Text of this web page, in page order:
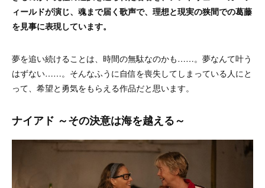
ィールドが演じ、魂まで届く歌声で、理想と現実の狭間での葛藤
を見事に表現しています。
夢を追い続けることは、時間の無駄なのかも……。夢なんて叶う
はずない……。そんなふうに自信を喪失してしまっている人にと
って、希望と勇気をもらえる作品だと思います。
ナイアド ～その決意は海を越える～